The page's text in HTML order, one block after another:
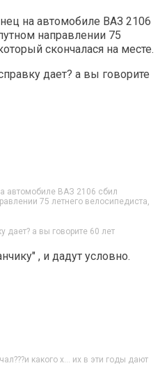
на автомобиле ВАЗ 2106
направлении 75
скончалася на месте.
дает? а вы говорите
автомобиле ВАЗ 2106 сбил
75 летнего велосипедиста,
дает? а вы говорите 60 лет
, и дадут условно.
какого х… их в эти годы дают